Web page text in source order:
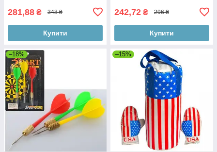
281,88 ₴ 348 ₴
Купити
242,72 ₴ 296 ₴
Купити
–18% –15%